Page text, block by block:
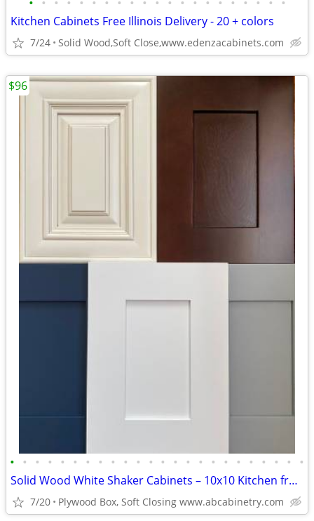
Kitchen Cabinets Free Illinois Delivery - 20 + colors
7/24 Solid Wood,Soft Close,www.edenzacabinets.com
• • • • • • • • • • • • • • • • • • • • • • • •
Solid Wood White Shaker Cabinets – 10x10 Kitchen from $1,950+ (Free De
7/20 Plywood Box, Soft Closing www.abcabinetry.com
$96